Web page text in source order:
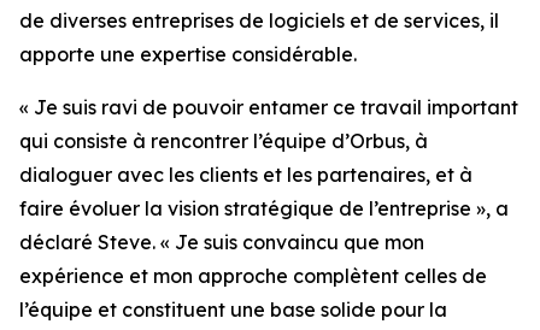
de diverses entreprises de logiciels et de services, il
apporte une expertise considérable.
« Je suis ravi de pouvoir entamer ce travail important
qui consiste à rencontrer l’équipe d’Orbus, à
dialoguer avec les clients et les partenaires, et à
faire évoluer la vision stratégique de l’entreprise », a
déclaré Steve. « Je suis convaincu que mon
expérience et mon approche complètent celles de
l’équipe et constituent une base solide pour la